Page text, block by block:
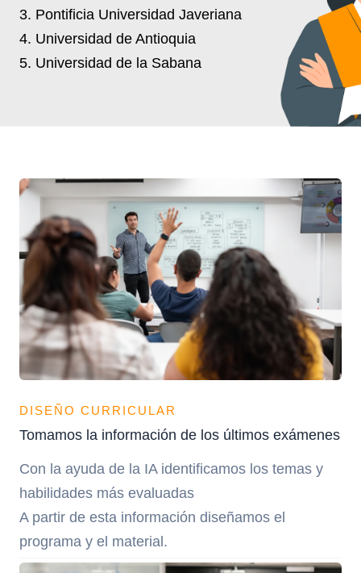
3. Pontificia Universidad Javeriana
4. Universidad de Antioquia
5. Universidad de la Sabana
DISEÑO CURRICULAR
Tomamos la información de los últimos exámenes
Con la ayuda de la IA identificamos los temas y
habilidades más evaluadas
A partir de esta información diseñamos el
programa y el material.